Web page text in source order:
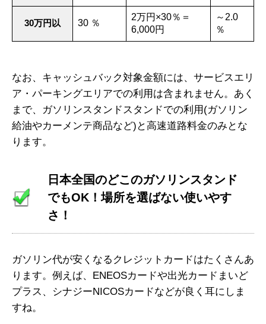
30万円以 30 ％
2万円×30％＝
6,000円
～2.0
％
なお、キャッシュバック対象金額には、サービスエリ
ア・パーキングエリアでの利用は含まれません。あく
まで、ガソリンスタンドスタンドでの利用(ガソリン
給油やカーメンテ商品など)と高速道路料金のみとな
ります。
日本全国のどこのガソリンスタンド
でもOK！場所を選ばない使いやす
さ！
ガソリン代が安くなるクレジットカードはたくさんあ
ります。例えば、ENEOSカードや出光カードまいど
プラス、シナジーNICOSカードなどが良く耳にしま
すね。